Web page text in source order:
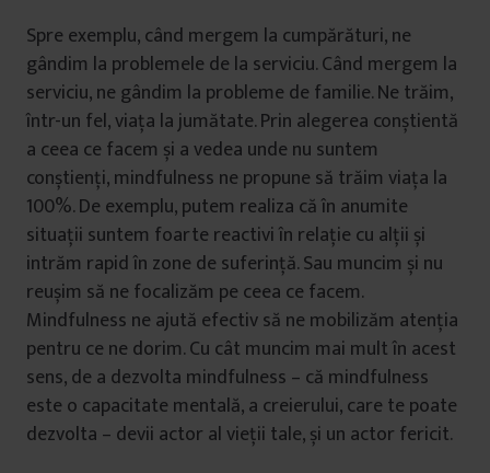
Spre exemplu, când mergem la cumpărături, ne
gândim la problemele de la serviciu. Când mergem la
serviciu, ne gândim la probleme de familie. Ne trăim,
într-un fel, viața la jumătate. Prin alegerea conștientă
a ceea ce facem și a vedea unde nu suntem
conștienți, mindfulness ne propune să trăim viața la
100%. De exemplu, putem realiza că în anumite
situații suntem foarte reactivi în relație cu alții și
intrăm rapid în zone de suferință. Sau muncim și nu
reușim să ne focalizăm pe ceea ce facem.
Mindfulness ne ajută efectiv să ne mobilizăm atenția
pentru ce ne dorim. Cu cât muncim mai mult în acest
sens, de a dezvolta mindfulness – că mindfulness
este o capacitate mentală, a creierului, care te poate
dezvolta – devii actor al vieții tale, și un actor fericit.